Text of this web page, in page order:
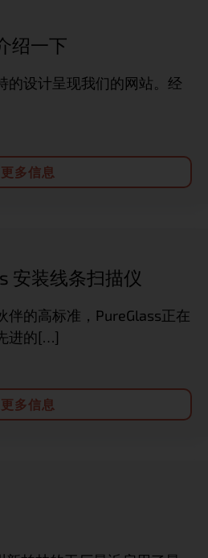
绍一下
的设计呈现我们的网站。经
更多信息
安装线条扫描仪
伴的高标准，PureGlass正在
进的[…]
更多信息